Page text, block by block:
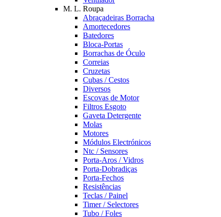
M. L. Roupa
Abraçadeiras Borracha
Amortecedores
Batedores
Bloca-Portas
Borrachas de Óculo
Correias
Cruzetas
Cubas / Cestos
Diversos
Escovas de Motor
Filtros Esgoto
Gaveta Detergente
Molas
Motores
Módulos Electrónicos
Ntc / Sensores
Porta-Aros / Vidros
Porta-Dobradiças
Porta-Fechos
Resistências
Teclas / Painel
Timer / Selectores
Tubo / Foles